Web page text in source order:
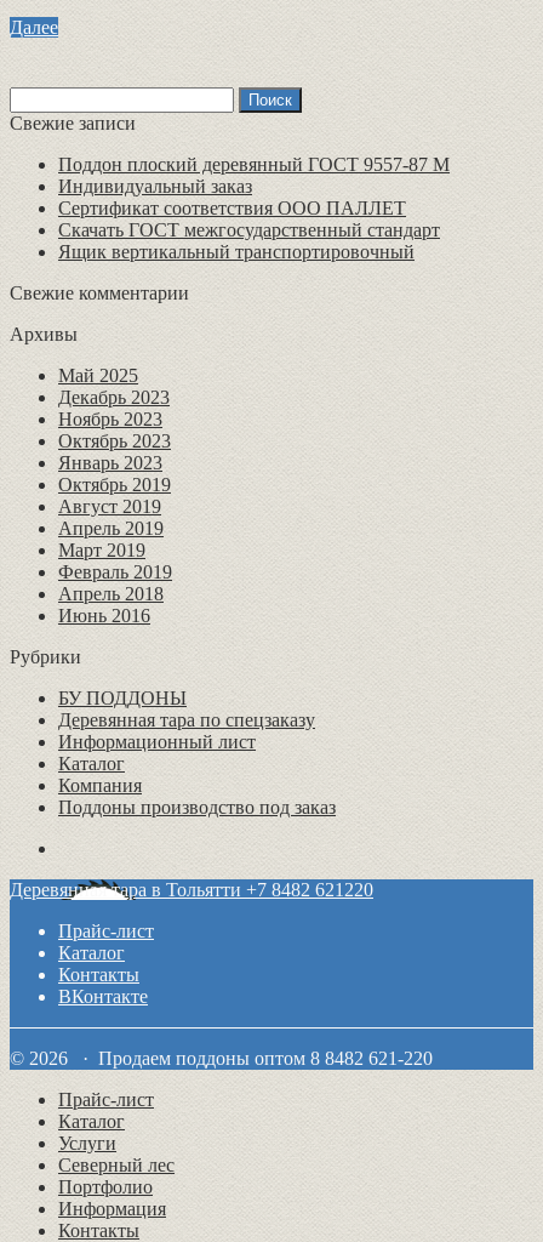
Далее
Свежие записи
Поддон плоский деревянный ГОСТ 9557-87 М
Индивидуальный заказ
Сертификат соответствия ООО ПАЛЛЕТ
Скачать ГОСТ межгосударственный стандарт
Ящик вертикальный транспортировочный
Свежие комментарии
Архивы
Май 2025
Декабрь 2023
Ноябрь 2023
Октябрь 2023
Январь 2023
Октябрь 2019
Август 2019
Апрель 2019
Март 2019
Февраль 2019
Апрель 2018
Июнь 2016
Рубрики
БУ ПОДДОНЫ
Деревянная тара по спецзаказу
Информационный лист
Каталог
Компания
Поддоны производство под заказ
Деревянная тара в Тольятти +7 8482 621220
Прайс-лист
Каталог
Контакты
ВКонтакте
© 2026 · Продаем поддоны оптом 8 8482 621-220
Прайс-лист
Каталог
Услуги
Северный лес
Портфолио
Информация
Контакты